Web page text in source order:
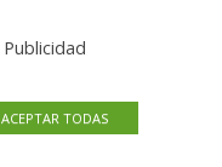
Publicidad
ACEPTAR TODAS